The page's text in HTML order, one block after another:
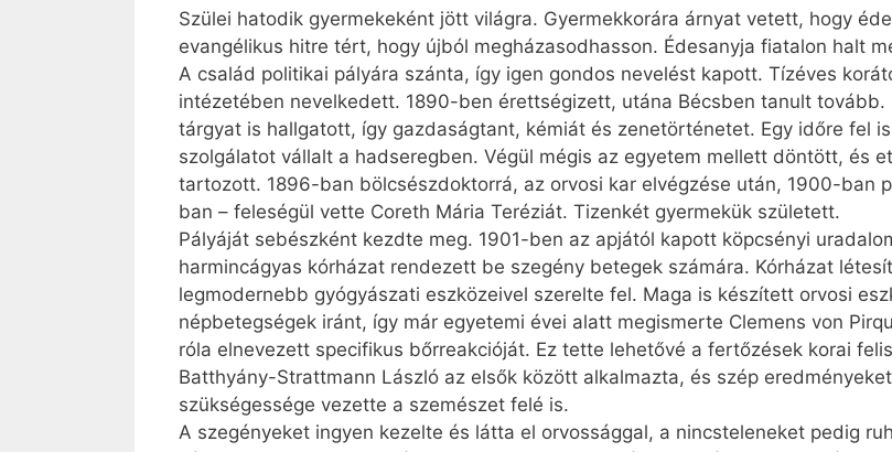
Szülei hatodik gyermekeként jött világra. Gyermekkorára árnyat vetett, hogy
evangélikus hitre tért, hogy újból megházasodhasson. Édesanyja fiatalon halt
A család politikai pályára szánta, így igen gondos nevelést kapott. Tízéves
intézetében nevelkedett. 1890-ben érettségizett, utána Bécsben tanult
tárgyat is hallgatott, így gazdaságtant, kémiát és zenetörténetet. Egy időre fel
szolgálatot vállalt a hadseregben. Végül még­is az egyetem mellett döntött, és
tartozott. 1896-ban bölcsészdoktorrá, az orvosi kar elvégzése után, 1900-ban
ban – feleségül vette Coreth Mária Teréziát. Tizenkét gyermekük született.
Pályáját sebészként kezdte meg. 1901-ben az apjától kapott köpcsényi
harmincágyas kórházat rendezett be szegény betegek számára. Kórházat
legmodernebb gyógyászati eszközeivel szerelte fel. Maga is készített orvosi
népbetegségek iránt, így már egyetemi évei alatt megismerte Clemens von
róla elnevezett specifikus bőrreakcióját. Ez tette lehetővé a fertőzések korai
Batthyány-Strattmann László az elsők között alkalmazta, és szép
szükségessége vezette a szemészet felé is.
A szegényeket ingyen kezelte és látta el orvossággal, a nincsteleneket pedig